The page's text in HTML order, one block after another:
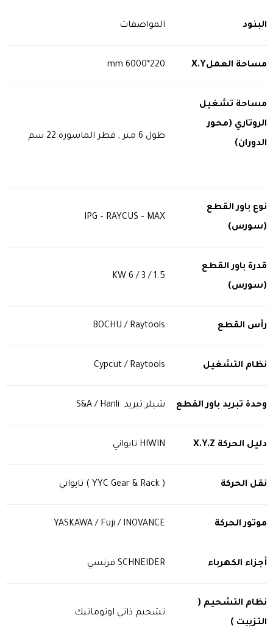
البنود المواصفات
مساحة العملX.Y
220*6000 mm
مساحة تشغيل
الروتاري (محور
الدوران)
طول 6 متر , قطر الماسورة 22 سم
نوع باور القطع
(سورس)
IPG – RAYCUS – MAX
قدرة باور القطع
(سورس)
1.5 / 3 / 6 KW
رأس القطع BOCHU / Raytools
نظام التشغيل Cypcut / Raytools
وحدة تبريد باور القطع شيلر تبريد S&A / Hanli
دليل الحركة X.Y.Z HIWIN تايواني
نقل الحركة ( YYC Gear & Rack ) تايواني
موتور الحركة YASKAWA / Fuji / INOVANCE
أجزاء الكهرباء SCHNEIDER فرنسي
نظام التشحيم (
التزييت )
تشحيم ذاتي اوتوماتيك